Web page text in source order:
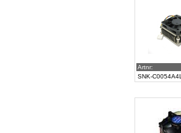
Artnr:
SNK-C0054A4L